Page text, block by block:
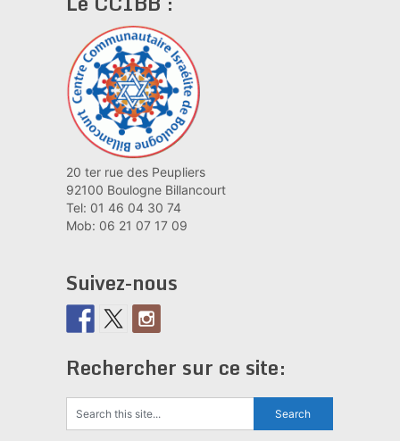
20 ter rue des Peupliers
92100 Boulogne Billancourt
Tel: 01 46 04 30 74
Mob: 06 21 07 17 09
Suivez-nous
Rechercher sur ce site: